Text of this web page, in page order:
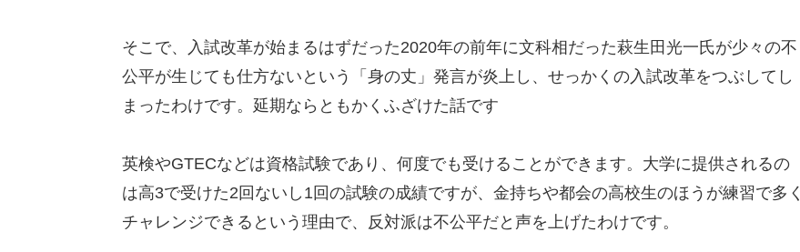
そこで、入試改革が始まるはずだった2020年の前年に文科相だった萩生田光一氏が少々の不
公平が生じても仕方ないという「身の丈」発言が炎上し、せっかくの入試改革をつぶしてし
まったわけです。延期ならともかくふざけた話です
英検やGTECなどは資格試験であり、何度でも受けることができます。大学に提供されるの
は高3で受けた2回ないし1回の試験の成績ですが、金持ちや都会の高校生のほうが練習で多く
チャレンジできるという理由で、反対派は不公平だと声を上げたわけです。